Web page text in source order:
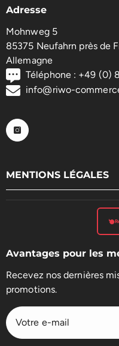
Adresse
Mohnweg 5
85375 Neufahrn près de
Allemagne
Téléphone : +49 (0)
info@riwo-
MENTIONS LÉGALES
Avantages pour les
Recevez nos dernières
promotions.